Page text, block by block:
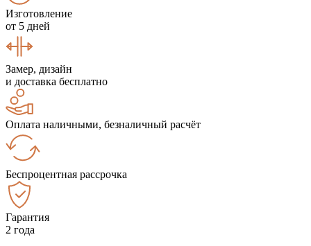
Изготовление
от 5 дней
Замер, дизайн
и доставка бесплатно
Оплата наличными, безналичный расчёт
Беспроцентная рассрочка
Гарантия
2 года